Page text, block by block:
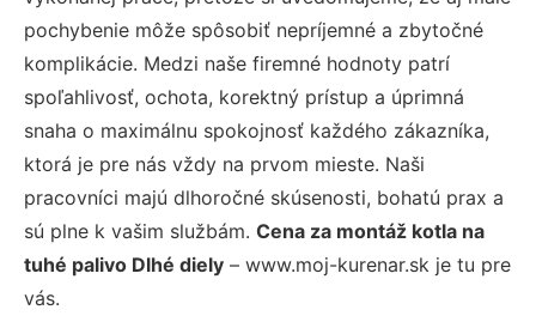
pochybenie môže spôsobiť nepríjemné a zbytočné
komplikácie. Medzi naše firemné hodnoty patrí
spoľahlivosť, ochota, korektný prístup a úprimná
snaha o maximálnu spokojnosť každého zákazníka,
ktorá je pre nás vždy na prvom mieste. Naši
pracovníci majú dlhoročné skúsenosti, bohatú prax a
sú plne k vašim službám. Cena za montáž kotla na
tuhé palivo Dlhé diely – www.moj-kurenar.sk je tu pre
vás.